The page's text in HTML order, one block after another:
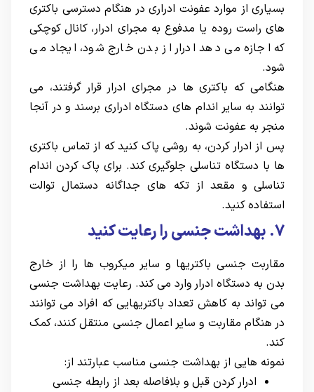
بسیاری از موارد عفونت ادراری در هنگام دسترسی باکتری
های راست روده یا مدفوع به مجرای ادرار، کانال کوچکی
که اجازه می دهد ادرار از بدن خارج شود، ایجاد می
شود.
هنگامی که باکتری ها در مجرای ادرار قرار گرفتند، می
توانند به سایر اندام های دستگاه ادراری برسند و در آنجا
منجر به عفونت شوند.
پس از ادرار کردن، به روشی پاک کنید که از تماس باکتری
ها با دستگاه تناسلی جلوگیری کند. برای پاک کردن اندام
تناسلی و مقعد از تکه های جداگانه دستمال توالت
استفاده کنید.
7. بهداشت جنسی را رعایت کنید
مقاربت جنسی باکتریها و سایر میکروب ها را از خارج
بدن به دستگاه ادرار وارد می کند. رعایت بهداشت جنسی
می تواند به کاهش تعداد باکتریهایی که افراد می توانند
در هنگام مقاربت و سایر اعمال جنسی منتقل کنند، کمک
کند.
نمونه هایی از بهداشت جنسی مناسب عبارتند از:
ادرار کردن قبل و بلافاصله بعد از رابطه جنسی